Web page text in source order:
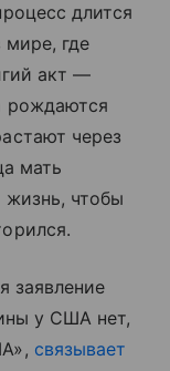
длится
мире, где
акт —
рождаются
через
мать
жизнь, чтобы
заявление
у США нет,
связывает